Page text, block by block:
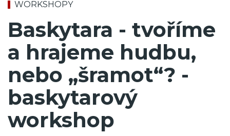
WORKSHOPY
Baskytara - tvoříme
a hrajeme hudbu,
nebo „šramot“? -
baskytarový
workshop